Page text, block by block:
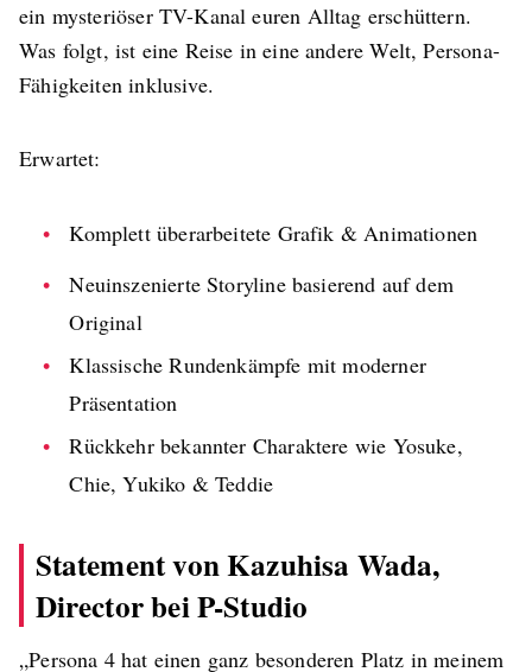
ein mysteriöser TV-Kanal euren Alltag erschüttern.
Was folgt, ist eine Reise in eine andere Welt, Persona-
Fähigkeiten inklusive.
Erwartet:
Komplett überarbeitete Grafik & Animationen
Neuinszenierte Storyline basierend auf dem
Original
Klassische Rundenkämpfe mit moderner
Präsentation
Rückkehr bekannter Charaktere wie Yosuke,
Chie, Yukiko & Teddie
Statement von Kazuhisa Wada,
Director bei P-Studio
„Persona 4 hat einen ganz besonderen Platz in meinem